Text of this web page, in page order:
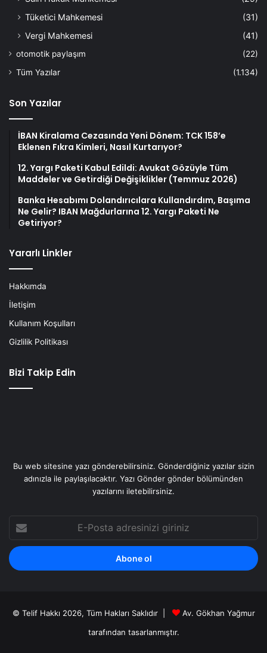
Tüketici Mahkemesi
(31)
Vergi Mahkemesi
(41)
otomotik paylaşım
(22)
Tüm Yazılar
(1.134)
Son Yazılar
İBAN Kiralama Cezasında Yeni Dönem: TCK 158’e
Eklenen Fıkra Kimleri, Nasıl Kurtarıyor?
12. Yargı Paketi Kabul Edildi: Avukat Gözüyle Tüm
Maddeler ve Getirdiği Değişiklikler (Temmuz 2026)
Banka Hesabımı Dolandırıcılara Kullandırdım, Başıma
Ne Gelir? IBAN Mağdurlarına 12. Yargı Paketi Ne
Getiriyor?
Yararlı Linkler
Hakkımda
İletişim
Kullanım Koşulları
Gizlilik Politikası
Bizi Takip Edin
Bu web sitesine yazı gönderebilirsiniz. Gönderdiğiniz yazılar sizin
adınızla ile paylaşılacaktır. Yazı Gönder gönder bölümünden
yazılarını iletebilirsiniz.
Posta
adresinizi
giriniz
© Telif Hakkı 2026, Tüm Hakları Saklıdır |
Av. Gökhan Yağmur
tarafından tasarlanmıştır.